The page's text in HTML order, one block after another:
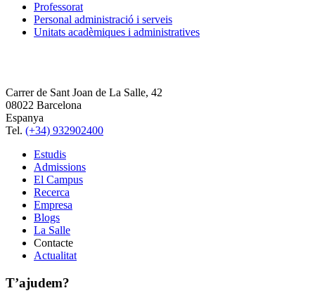
Professorat
Personal administració i serveis
Unitats acadèmiques i administratives
Carrer de Sant Joan de La Salle, 42
08022 Barcelona
Espanya
Tel. (+34) 932902400
Estudis
Admissions
El Campus
Recerca
Empresa
Blogs
La Salle
Contacte
Actualitat
T’ajudem?